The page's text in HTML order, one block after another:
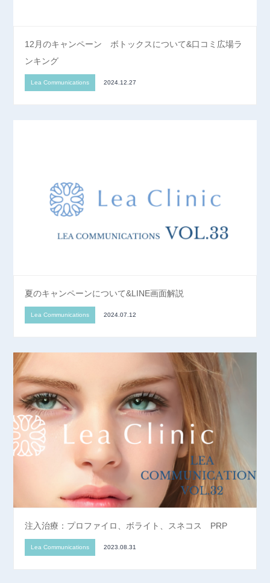
12月のキャンペーン ボトックスについて&口コミ広場ラ
ンキング
Lea Communications 2024.12.27
夏のキャンペーンについて&LINE画面解説
Lea Communications 2024.07.12
注入治療：プロファイロ、ボライト、スネコス PRP
Lea Communications 2023.08.31